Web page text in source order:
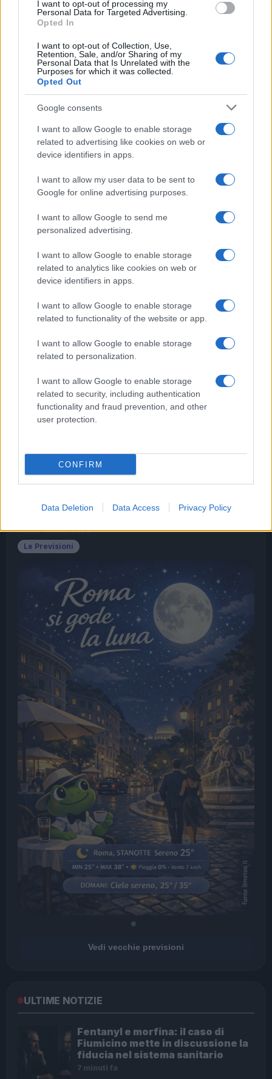
I want to opt-out of processing my
Personal Data for Targeted Advertising.
Opted In
I want to opt-out of Collection, Use,
Retention, Sale, and/or Sharing of my
Personal Data that Is Unrelated with the
Purposes for which it was collected.
Opted Out
Google consents
I want to allow Google to enable storage
related to advertising like cookies on web or
device identifiers in apps.
I want to allow my user data to be sent to
Google for online advertising purposes.
I want to allow Google to send me
personalized advertising.
I want to allow Google to enable storage
related to analytics like cookies on web or
device identifiers in apps.
I want to allow Google to enable storage
related to functionality of the website or app.
I want to allow Google to enable storage
related to personalization.
I want to allow Google to enable storage
related to security, including authentication
functionality and fraud prevention, and other
user protection.
CONFIRM
Data Deletion Data Access Privacy Policy
d’artificio: una
tragedia
Instagram: ma
quali rischi per la
furti San Giovanni social media
Via La Spezia, la nuova viabilità rischiosa per i
residenti
SAN GIOVANNI Vendita mascherine non conformi:
Roma · 09/08/2026
Le Previsioni
‹ ›
Vedi vecchie previsioni
ULTIME NOTIZIE
Fentanyl e morfina: il caso di
Fiumicino mette in discussione la
fiducia nel sistema sanitario
7 minuti fa